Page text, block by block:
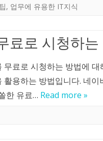
, 업무에 유용한 IT지식
료로 시청하
무료로 시청하는 방법에
활용하는 방법입니다. 네
한 유료… Read more »